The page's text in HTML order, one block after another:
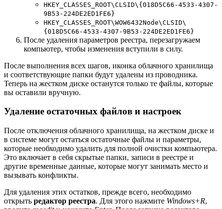
HKEY_CLASSES_ROOT\CLSID\{018D5C66-4533-4307-
9B53-224DE2ED1FE6}
HKEY_CLASSES_ROOT\WOW6432Node\CLSID\
{018D5C66-4533-4307-9B53-224DE2ED1FE6}
После удаления параметров реестра, перезагружаем
компьютер, чтобы изменения вступили в силу.
После выполнения всех шагов, иконка облачного хранилища
и соответствующие папки будут удалены из проводника.
Теперь на жестком диске останутся только те файлы, которые
вы оставили вручную.
Удаление остаточных файлов и настроек
После отключения облачного хранилища, на жестком диске и
в системе могут остаться остаточные файлы и параметры,
которые необходимо удалить для полной очистки компьютера.
Это включает в себя скрытые папки, записи в реестре и
другие временные данные, которые могут занимать место и
вызывать конфликты.
Для удаления этих остатков, прежде всего, необходимо
открыть редактор реестра. Для этого нажмите Windows+R,